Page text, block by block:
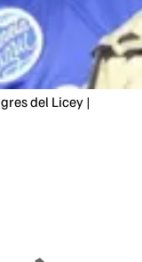
del Licey |